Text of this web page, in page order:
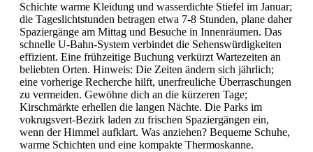
Schichte warme Kleidung und wasserdichte Stiefel im Januar;
die Tageslichtstunden betragen etwa 7-8 Stunden, plane daher
Spaziergänge am Mittag und Besuche in Innenräumen. Das
schnelle U-Bahn-System verbindet die Sehenswürdigkeiten
effizient. Eine frühzeitige Buchung verkürzt Wartezeiten an
beliebten Orten. Hinweis: Die Zeiten ändern sich jährlich;
eine vorherige Recherche hilft, unerfreuliche Überraschungen
zu vermeiden. Gewöhne dich an die kürzeren Tage;
Kirschmärkte erhellen die langen Nächte. Die Parks im
vokrugsvert-Bezirk laden zu frischen Spaziergängen ein,
wenn der Himmel aufklart. Was anziehen? Bequeme Schuhe,
warme Schichten und eine kompakte Thermoskanne.